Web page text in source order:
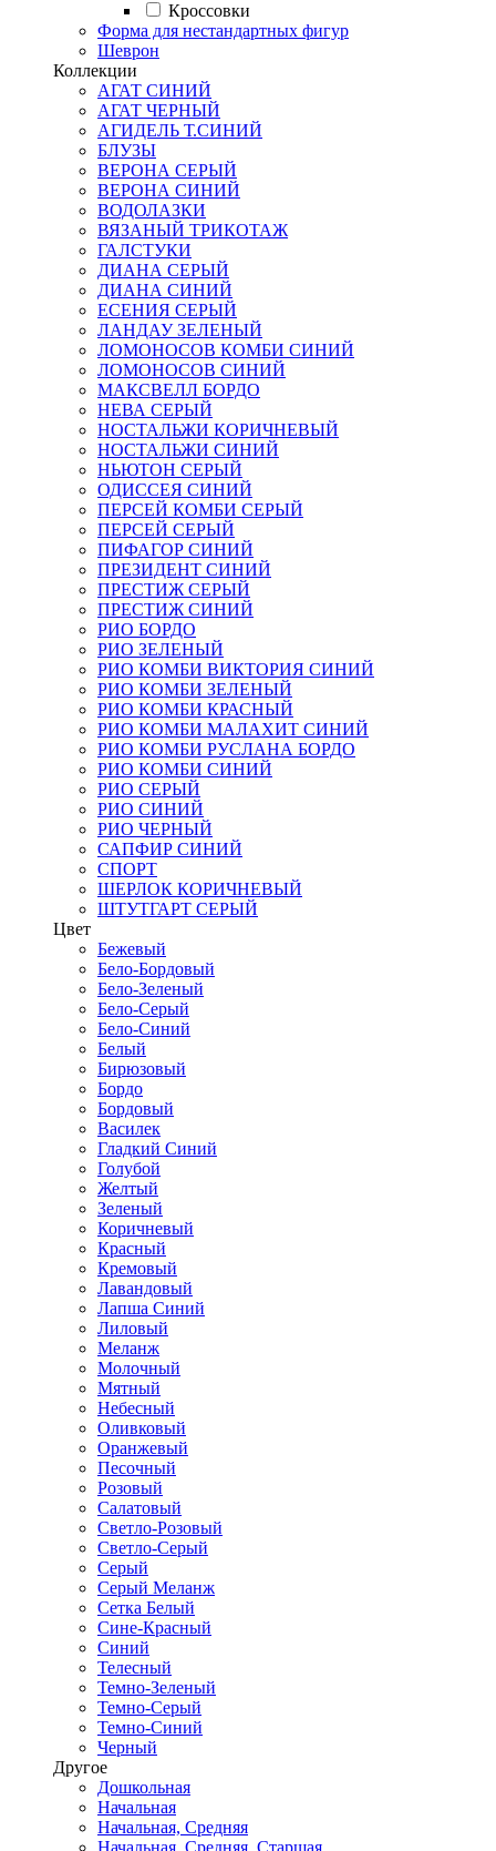
Кроссовки
Форма для нестандартных фигур
Шеврон
Коллекции
АГАТ СИНИЙ
АГАТ ЧЕРНЫЙ
АГИДЕЛЬ Т.СИНИЙ
БЛУЗЫ
ВЕРОНА СЕРЫЙ
ВЕРОНА СИНИЙ
ВОДОЛАЗКИ
ВЯЗАНЫЙ ТРИКОТАЖ
ГАЛСТУКИ
ДИАНА СЕРЫЙ
ДИАНА СИНИЙ
ЕСЕНИЯ СЕРЫЙ
ЛАНДАУ ЗЕЛЕНЫЙ
ЛОМОНОСОВ КОМБИ СИНИЙ
ЛОМОНОСОВ СИНИЙ
МАКСВЕЛЛ БОРДО
НЕВА СЕРЫЙ
НОСТАЛЬЖИ КОРИЧНЕВЫЙ
НОСТАЛЬЖИ СИНИЙ
НЬЮТОН СЕРЫЙ
ОДИССЕЯ СИНИЙ
ПЕРСЕЙ КОМБИ СЕРЫЙ
ПЕРСЕЙ СЕРЫЙ
ПИФАГОР СИНИЙ
ПРЕЗИДЕНТ СИНИЙ
ПРЕСТИЖ СЕРЫЙ
ПРЕСТИЖ СИНИЙ
РИО БОРДО
РИО ЗЕЛЕНЫЙ
РИО КОМБИ ВИКТОРИЯ СИНИЙ
РИО КОМБИ ЗЕЛЕНЫЙ
РИО КОМБИ КРАСНЫЙ
РИО КОМБИ МАЛАХИТ СИНИЙ
РИО КОМБИ РУСЛАНА БОРДО
РИО КОМБИ СИНИЙ
РИО СЕРЫЙ
РИО СИНИЙ
РИО ЧЕРНЫЙ
САПФИР СИНИЙ
СПОРТ
ШЕРЛОК КОРИЧНЕВЫЙ
ШТУТГАРТ СЕРЫЙ
Цвет
Бежевый
Бело-Бордовый
Бело-Зеленый
Бело-Серый
Бело-Синий
Белый
Бирюзовый
Бордо
Бордовый
Василек
Гладкий Синий
Голубой
Желтый
Зеленый
Коричневый
Красный
Кремовый
Лавандовый
Лапша Синий
Лиловый
Меланж
Молочный
Мятный
Небесный
Оливковый
Оранжевый
Песочный
Розовый
Салатовый
Светло-Розовый
Светло-Серый
Серый
Серый Меланж
Сетка Белый
Сине-Красный
Синий
Телесный
Темно-Зеленый
Темно-Серый
Темно-Синий
Черный
Другое
Дошкольная
Начальная
Начальная, Средняя
Начальная, Средняя, Старшая